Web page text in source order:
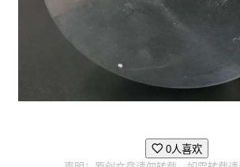
0人喜欢